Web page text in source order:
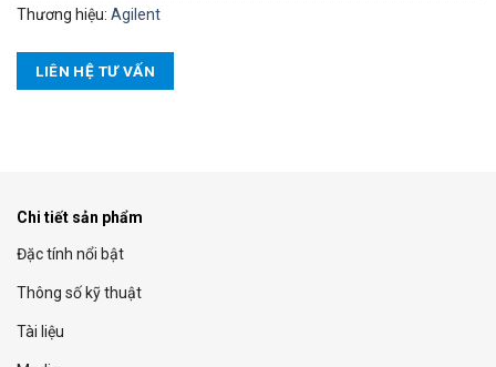
Thương hiệu: Agilent
LIÊN HỆ TƯ VẤN
Chi tiết sản phẩm
Đặc tính nổi bật
Thông số kỹ thuật
Tài liệu